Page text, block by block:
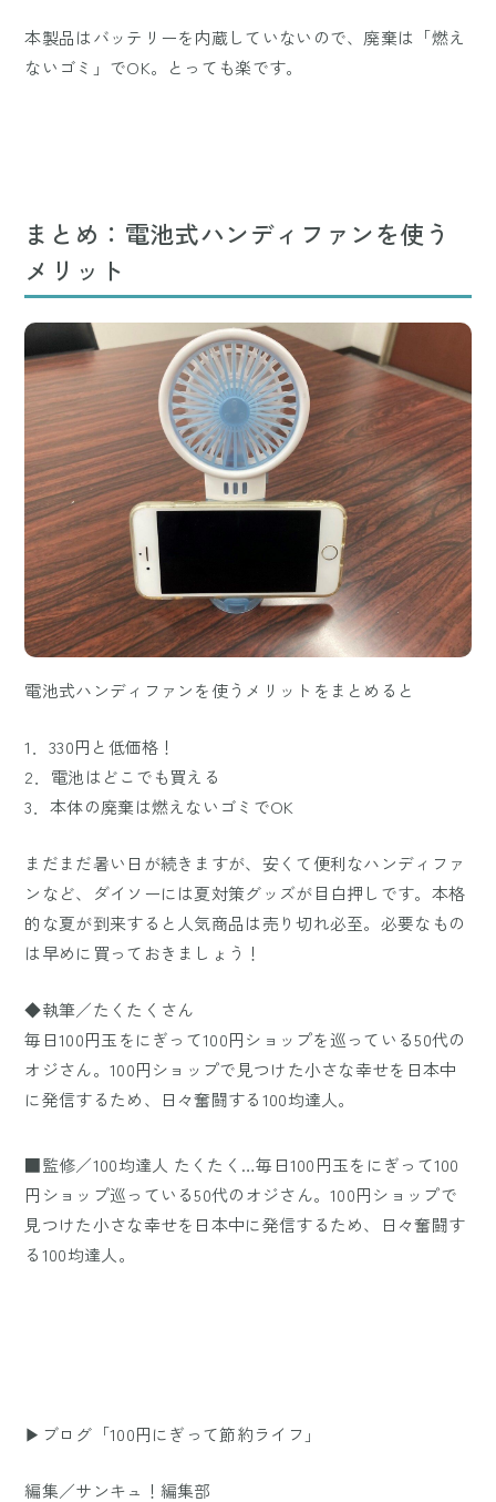
本製品はバッテリーを内蔵していないので、廃棄は「燃え
ないゴミ」でOK。とっても楽です。
まとめ：電池式ハンディファンを使う
メリット
電池式ハンディファンを使うメリットをまとめると
1．330円と低価格！
2．電池はどこでも買える
3．本体の廃棄は燃えないゴミでOK
まだまだ暑い日が続きますが、安くて便利なハンディファ
ンなど、ダイソーには夏対策グッズが目白押しです。本格
的な夏が到来すると人気商品は売り切れ必至。必要なもの
は早めに買っておきましょう！
◆執筆／たくたくさん
毎日100円玉をにぎって100円ショップを巡っている50代の
オジさん。100円ショップで見つけた小さな幸せを日本中
に発信するため、日々奮闘する100均達人。
■監修／100均達人 たくたく…毎日100円玉をにぎって100
円ショップ巡っている50代のオジさん。100円ショップで
見つけた小さな幸せを日本中に発信するため、日々奮闘す
る100均達人。
▶ブログ「100円にぎって節約ライフ」
編集／サンキュ！編集部